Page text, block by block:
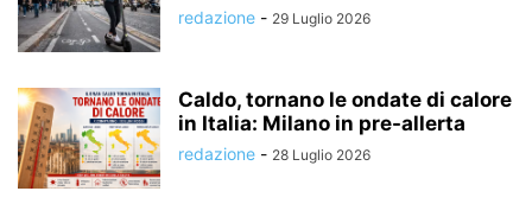
redazione - 29 Luglio 2026
Caldo, tornano le ondate di calore
in Italia: Milano in pre-allerta
redazione - 28 Luglio 2026